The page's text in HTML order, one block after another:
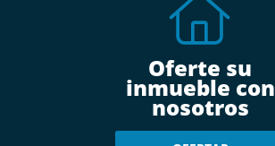
Oferte su
inmueble con
nosotros